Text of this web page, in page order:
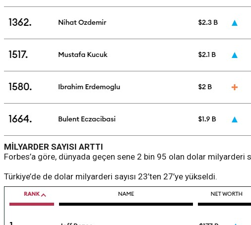
MİLYARDER SAYISI ARTTI
Forbes’a göre, dünyada geçen sene 2 bin 95 olan dolar milyarderi
Türkiye’de de dolar milyarderi sayısı 23’ten 27’ye yükseldi.